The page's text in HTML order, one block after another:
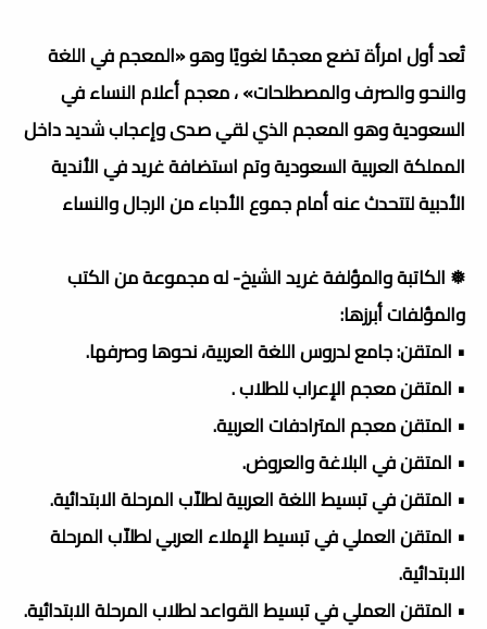
تُعد أول امرأة تضع معجمًا لغويًا وهو «المعجم في اللغة
والنحو والصرف والمصطلحات» ، معجم أعلام النساء في
السعودية وهو المعجم الذي لقي صدى وإعجاب شديد داخل
المملكة العربية السعودية وتم استضافة غريد في الأندية
الأدبية لتتحدث عنه أمام جموع الأدباء من الرجال والنساء
❅ الكاتبة والمؤلفة غريد الشيخ- له مجموعة من الكتب
والمؤلفات أبرزها:
• المتقن: جامع لدروس اللغة العربية، نحوها وصرفها.
• المتقن معجم الإعراب للطلاب .
• المتقن معجم المترادفات العربية.
• المتقن في البلاغة والعروض.
• المتقن في تبسيط اللغة العربية لطلاّب المرحلة الابتدائية.
• المتقن العملي في تبسيط الإملاء العربي لطلاّب المرحلة
الابتدائية.
• المتقن العملي في تبسيط القواعد لطلاب المرحلة الابتدائية.